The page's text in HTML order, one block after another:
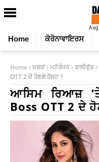
Aug
Home ਕੋਰੋਨਾਵਾਇਰਸ
Home ਖ਼ਬਰਾਂ ਮਨੋਰੰਜਨ ਬਾਲੀਵੁੱਡ
OTT 2 ਦੇ ਹੋਣਗੇ ਹੋਸਟ ?
ਆਸਿਮ ਰਿਆਜ਼
Boss OTT 2 ਦੇ